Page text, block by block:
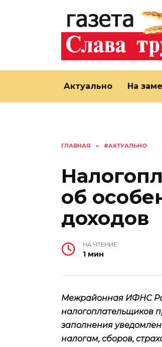
Актуально На
ГЛАВНАЯ » #АКТУАЛЬНО
об
доходов
НА ЧТЕНИЕ
1 мин
Межрайонная ИФНС
налогоплательщиков
заполнения
налогам, сборов,